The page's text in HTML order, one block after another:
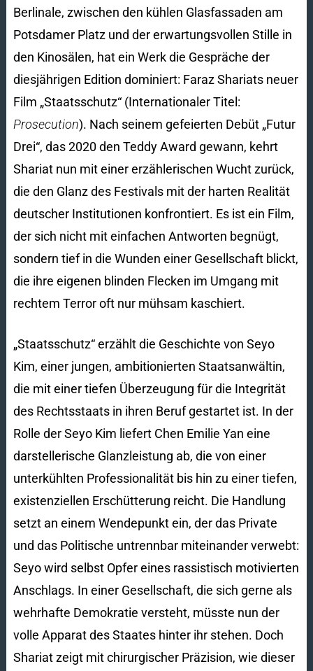
Berlinale, zwischen den kühlen Glasfassaden am
Potsdamer Platz und der erwartungsvollen Stille in
den Kinosälen, hat ein Werk die Gespräche der
diesjährigen Edition dominiert: Faraz Shariats neuer
Film „Staatsschutz“ (Internationaler Titel:
Prosecution). Nach seinem gefeierten Debüt „Futur
Drei“, das 2020 den Teddy Award gewann, kehrt
Shariat nun mit einer erzählerischen Wucht zurück,
die den Glanz des Festivals mit der harten Realität
deutscher Institutionen konfrontiert. Es ist ein Film,
der sich nicht mit einfachen Antworten begnügt,
sondern tief in die Wunden einer Gesellschaft blickt,
die ihre eigenen blinden Flecken im Umgang mit
rechtem Terror oft nur mühsam kaschiert.
„Staatsschutz“ erzählt die Geschichte von Seyo
Kim, einer jungen, ambitionierten Staatsanwältin,
die mit einer tiefen Überzeugung für die Integrität
des Rechtsstaats in ihren Beruf gestartet ist. In der
Rolle der Seyo Kim liefert Chen Emilie Yan eine
darstellerische Glanzleistung ab, die von einer
unterkühlten Professionalität bis hin zu einer tiefen,
existenziellen Erschütterung reicht. Die Handlung
setzt an einem Wendepunkt ein, der das Private
und das Politische untrennbar miteinander verwebt:
Seyo wird selbst Opfer eines rassistisch motivierten
Anschlags. In einer Gesellschaft, die sich gerne als
wehrhafte Demokratie versteht, müsste nun der
volle Apparat des Staates hinter ihr stehen. Doch
Shariat zeigt mit chirurgischer Präzision, wie dieser